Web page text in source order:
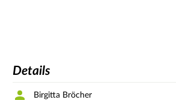
Details
Birgitta Bröcher